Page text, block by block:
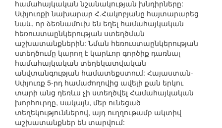
համահայկական նշանակության խնդիրները:
Սփյուռքի նախարար Հ.Հակոբյանը հայտարարեց
նաև, որ ձեռնամուխ են եղել համահայկական
հեռուստաընկերության ստեղծման
աշխատանքներին: Նման հեռուստաընկերության
ստեղծումը կարող է կարևոր գործիք դառնալ
համահայկական տեղեկատվական
անվտանգության համատեքստում: Հայաստան-
Սփյուռք 5-րդ համաժողովից ավելի քան երկու
տարի անց դեռևս չի ստեղծվել Համահայկական
խորհուրդը, սակայն, մեր ունեցած
տեղեկություններով, այդ ուղղութամբ ակտիվ
աշխատանքներ են տարվում: